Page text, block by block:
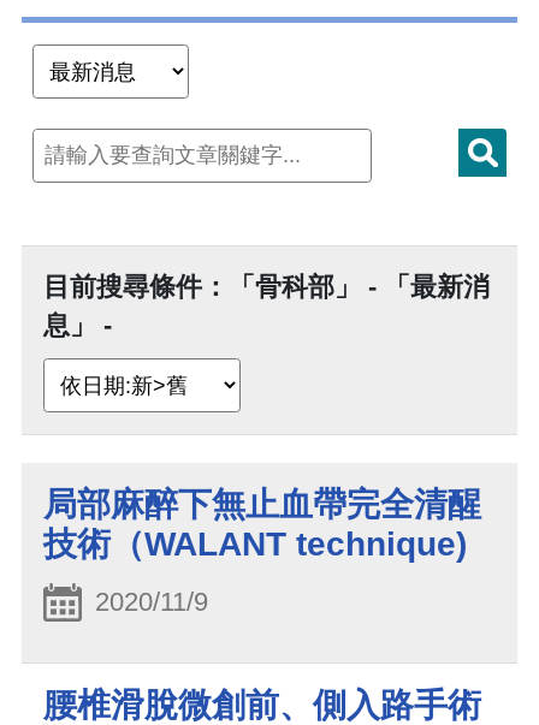
目前搜尋條件：「骨科部」 - 「最新消
息」 -
局部麻醉下無止血帶完全清醒
技術（WALANT technique)
2020/11/9
腰椎滑脫微創前、側入路手術